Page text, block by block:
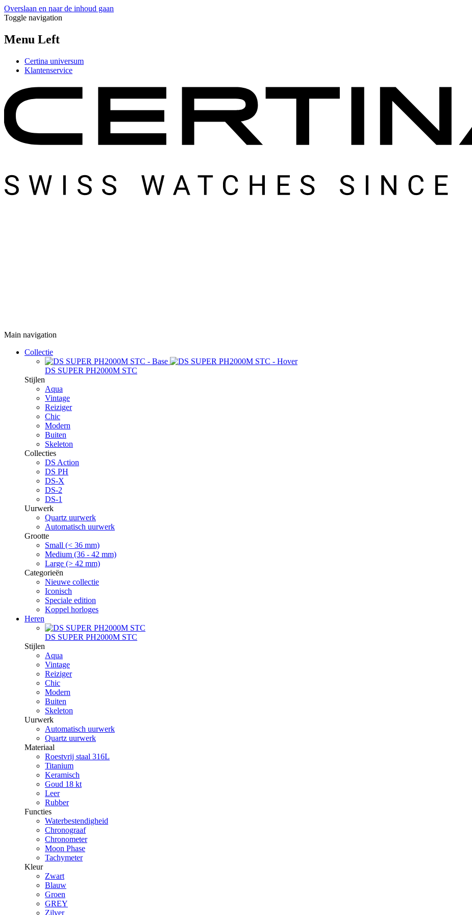
Overslaan en naar de inhoud gaan
Toggle navigation
Menu Left
Certina universum
Klantenservice
Main navigation
Collectie
DS SUPER PH2000M STC
Stijlen
Aqua
Vintage
Reiziger
Chic
Modern
Buiten
Skeleton
Collecties
DS Action
DS PH
DS-X
DS-2
DS-1
Uurwerk
Quartz uurwerk
Automatisch uurwerk
Grootte
Small (< 36 mm)
Medium (36 - 42 mm)
Large (> 42 mm)
Categorieën
Nieuwe collectie
Iconisch
Speciale edition
Koppel horloges
Heren
DS SUPER PH2000M STC
Stijlen
Aqua
Vintage
Reiziger
Chic
Modern
Buiten
Skeleton
Uurwerk
Automatisch uurwerk
Quartz uurwerk
Materiaal
Roestvrij staal 316L
Titanium
Keramisch
Goud 18 kt
Leer
Rubber
Functies
Waterbestendigheid
Chronograaf
Chronometer
Moon Phase
Tachymeter
Kleur
Zwart
Blauw
Groen
GREY
Zilver